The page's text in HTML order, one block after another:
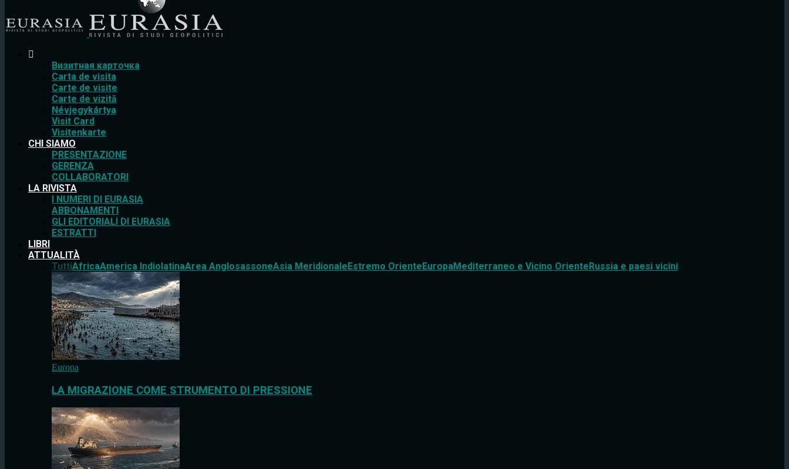
Bизитная карточка
Carta de visita
Carte de visite
Carte de vizită
Névjegykártya
Visit Card
Visitenkarte
CHI SIAMO
PRESENTAZIONE
GERENZA
COLLABORATORI
LA RIVISTA
I NUMERI DI EURASIA
ABBONAMENTI
GLI EDITORIALI DI EURASIA
ESTRATTI
LIBRI
ATTUALITÀ
TuttiAfricaAmerica IndiolatinaArea AnglosassoneAsia MeridionaleEstremo OrienteEuropaMediterraneo e Vicino OrienteRussia e paesi vicini
Europa
LA MIGRAZIONE COME STRUMENTO DI PRESSIONE